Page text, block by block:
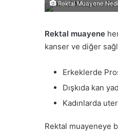
Rektal Muayene
Rektal muayene
kanser ve diğer
Erkeklerde
Dışkıda kan
Kadınlarda
Rektal muayeneye